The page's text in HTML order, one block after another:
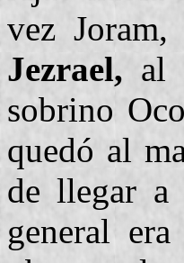
vez
Jezrael, al
sobrino
quedó al
de llegar
general